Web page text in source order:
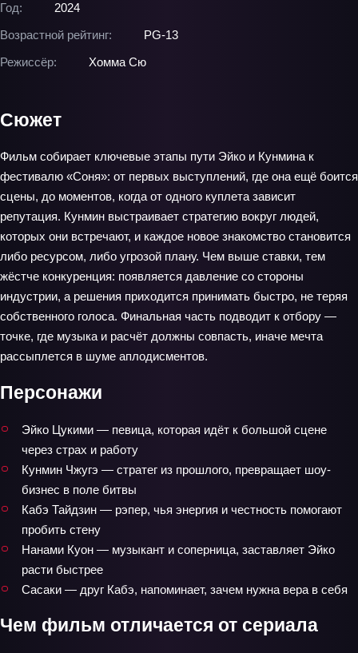
Год:
2024
Возрастной рейтинг:
PG-13
Режиссёр:
Хомма Сю
Сюжет
Фильм собирает ключевые этапы пути Эйко и Кунмина к
фестивалю «Соня»: от первых выступлений, где она ещё боится
сцены, до моментов, когда от одного куплета зависит
репутация. Кунмин выстраивает стратегию вокруг людей,
которых они встречают, и каждое новое знакомство становится
либо ресурсом, либо угрозой плану. Чем выше ставки, тем
жёстче конкуренция: появляется давление со стороны
индустрии, а решения приходится принимать быстро, не теряя
собственного голоса. Финальная часть подводит к отбору —
точке, где музыка и расчёт должны совпасть, иначе мечта
рассыплется в шуме аплодисментов.
Персонажи
Эйко Цукими — певица, которая идёт к большой сцене
через страх и работу
Кунмин Чжугэ — стратег из прошлого, превращает шоу-
бизнес в поле битвы
Кабэ Тайдзин — рэпер, чья энергия и честность помогают
пробить стену
Нанами Куон — музыкант и соперница, заставляет Эйко
расти быстрее
Сасаки — друг Кабэ, напоминает, зачем нужна вера в себя
Чем фильм отличается от сериала